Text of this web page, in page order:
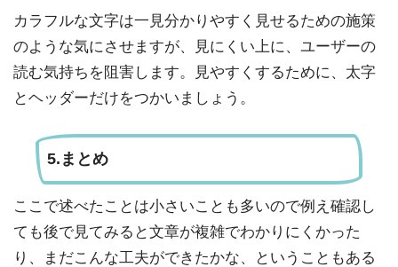
カラフルな文字は一見分かりやすく見せるための施策
のような気にさせますが、見にくい上に、ユーザーの
読む気持ちを阻害します。見やすくするために、太字
とヘッダーだけをつかいましょう。
5.まとめ
ここで述べたことは小さいことも多いので例え確認し
ても後で見てみると文章が複雑でわかりにくかった
り、まだこんな工夫ができたかな、ということもある